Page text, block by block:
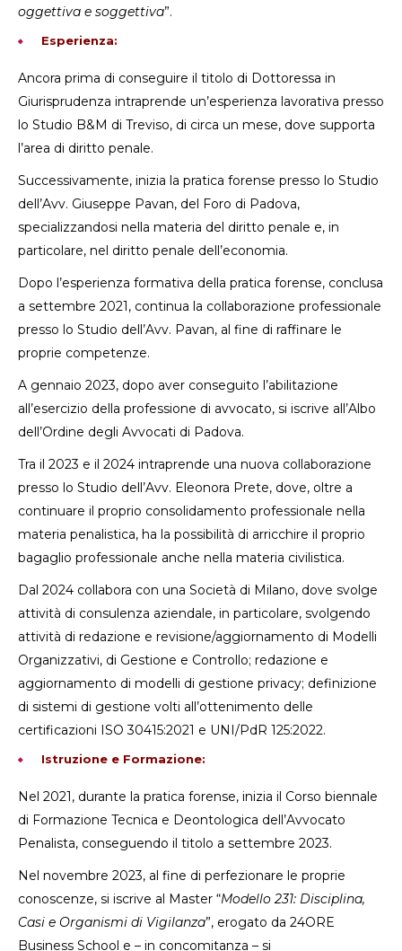
oggettiva e soggettiva”.
Esperienza:
Ancora prima di conseguire il titolo di Dottoressa in
Giurisprudenza intraprende un’esperienza lavorativa presso
lo Studio B&M di Treviso, di circa un mese, dove supporta
l’area di diritto penale.
Successivamente, inizia la pratica forense presso lo Studio
dell’Avv. Giuseppe Pavan, del Foro di Padova,
specializzandosi nella materia del diritto penale e, in
particolare, nel diritto penale dell’economia.
Dopo l’esperienza formativa della pratica forense, conclusa
a settembre 2021, continua la collaborazione professionale
presso lo Studio dell’Avv. Pavan, al fine di raffinare le
proprie competenze.
A gennaio 2023, dopo aver conseguito l’abilitazione
all’esercizio della professione di avvocato, si iscrive all’Albo
dell’Ordine degli Avvocati di Padova.
Tra il 2023 e il 2024 intraprende una nuova collaborazione
presso lo Studio dell’Avv. Eleonora Prete, dove, oltre a
continuare il proprio consolidamento professionale nella
materia penalistica, ha la possibilità di arricchire il proprio
bagaglio professionale anche nella materia civilistica.
Dal 2024 collabora con una Società di Milano, dove svolge
attività di consulenza aziendale, in particolare, svolgendo
attività di redazione e revisione/aggiornamento di Modelli
Organizzativi, di Gestione e Controllo; redazione e
aggiornamento di modelli di gestione privacy; definizione
di sistemi di gestione volti all’ottenimento delle
certificazioni ISO 30415:2021 e UNI/PdR 125:2022.
Istruzione e Formazione:
Nel 2021, durante la pratica forense, inizia il Corso biennale
di Formazione Tecnica e Deontologica dell’Avvocato
Penalista, conseguendo il titolo a settembre 2023.
Nel novembre 2023, al fine di perfezionare le proprie
conoscenze, si iscrive al Master “Modello 231: Disciplina,
Casi e Organismi di Vigilanza”, erogato da 24ORE
Business School e – in concomitanza – si